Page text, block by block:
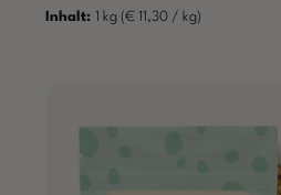
Inhalt: 1 kg (€ 11,30 / kg)